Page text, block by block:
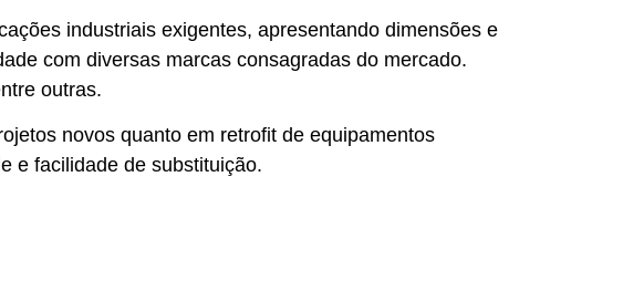
industriais exigentes, apresentando dimensões e
com diversas marcas consagradas do mercado.
outras.
novos quanto em retrofit de equipamentos
e facilidade de substituição.